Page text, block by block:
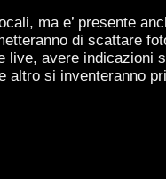
ma e’ presente
di scattare
live, avere indicazioni
altro si inventeranno